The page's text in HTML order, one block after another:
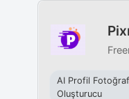
AI Profil
Oluşturucu